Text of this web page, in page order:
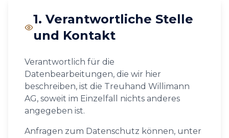
1. Verantwortliche Stelle
und Kontakt
Verantwortlich für die
Datenbearbeitungen, die wir hier
beschreiben, ist die Treuhand Willimann
AG, soweit im Einzelfall nichts anderes
angegeben ist.
Anfragen zum Datenschutz können, unter